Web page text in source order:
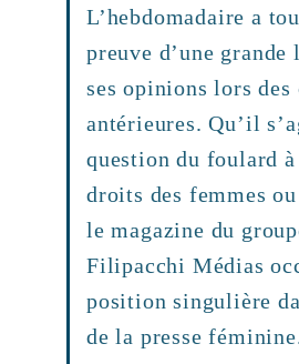
L’hebdomadaire a
preuve d’une grande
ses opinions lors des
antérieures. Qu’il
question du foulard à
droits des femmes
le magazine du
Filipacchi Médias
position singulière
de la presse